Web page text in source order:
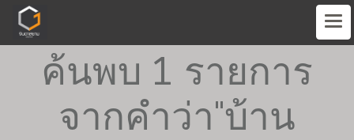
ค้นพบ 1 รายการ
จากคำว่า"บ้าน